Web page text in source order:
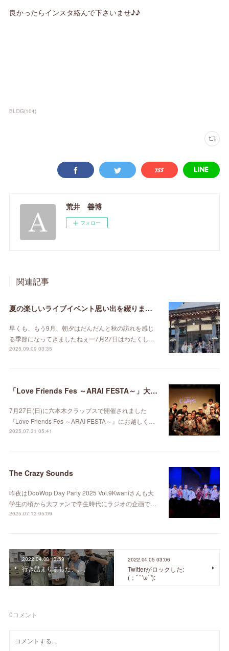
良かったらインスタ絡んで下さいませ♪♪
BLOG(104)
荒井 善博
フォロー
関連記事
夏の楽しいライブイベント思い出を綴りました♪
早くも、もう9月、朝夕はだんだんと秋の訪れを感じ
る季節になってきましたねぇー7月27日はわたくし…
2025.09.09 03:35
「Love Friends Fes ～ARAI FESTA～」大成功！最高の時間をありがとうございました！
7月27日(日)に六本木クラップスで開催されました
『Love Friends Fes ～ARAI FESTA～』にお越しく…
2025.07.31 05:41
The Crazy Sounds
昨夜はDooWop Day Party 2025 Vol.9Kwaniさんも大
学生の頃から大ファンで学生時代にラジオの企画で…
2025.07.13 05:09
2022.04.08 13:59
行き詰まりました、、、
2022.04.05 03:06
Twitterがロックした:
(；ﾞﾟ'ωﾟ'):
0コメント